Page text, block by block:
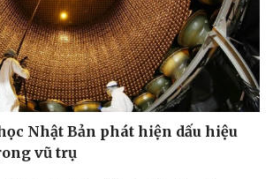
Nhật Bản phát hiện dấu hiệu
vũ trụ